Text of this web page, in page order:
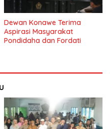
Dewan Konawe Terima
Aspirasi Masyarakat
Pondidaha dan Fordati